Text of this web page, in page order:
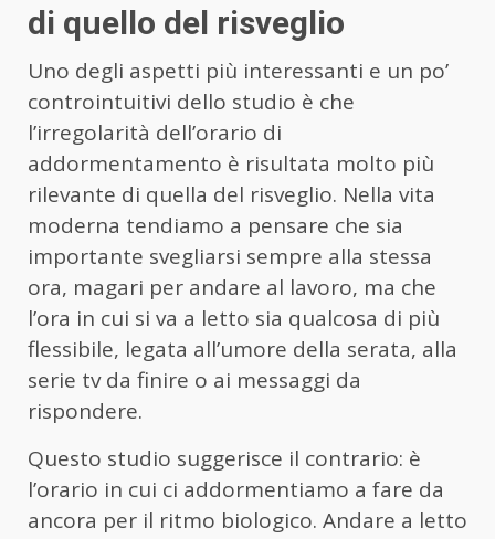
di quello del risveglio
Uno degli aspetti più interessanti e un po’
controintuitivi dello studio è che
l’irregolarità dell’orario di
addormentamento è risultata molto più
rilevante di quella del risveglio. Nella vita
moderna tendiamo a pensare che sia
importante svegliarsi sempre alla stessa
ora, magari per andare al lavoro, ma che
l’ora in cui si va a letto sia qualcosa di più
flessibile, legata all’umore della serata, alla
serie tv da finire o ai messaggi da
rispondere.
Questo studio suggerisce il contrario: è
l’orario in cui ci addormentiamo a fare da
ancora per il ritmo biologico. Andare a letto